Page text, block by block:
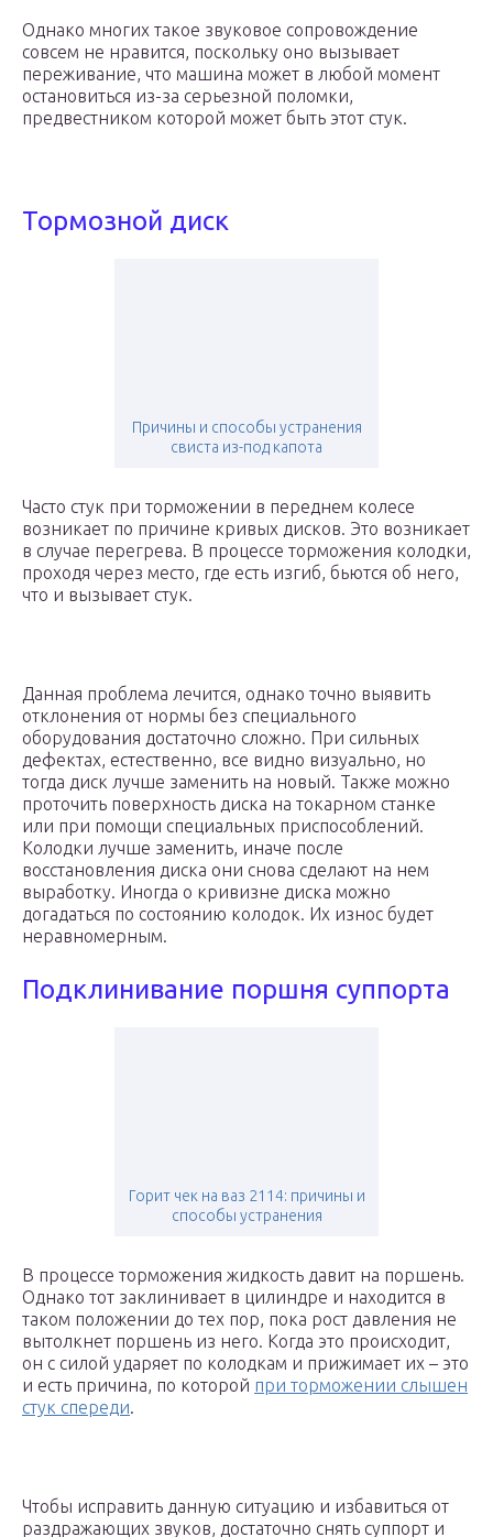
Однако многих такое звуковое сопровождение
совсем не нравится, поскольку оно вызывает
переживание, что машина может в любой момент
остановиться из-за серьезной поломки,
предвестником которой может быть этот стук.
Тормозной диск
Причины и способы устранения
свиста из-под капота
Часто стук при торможении в переднем колесе
возникает по причине кривых дисков. Это возникает
в случае перегрева. В процессе торможения колодки,
проходя через место, где есть изгиб, бьются об него,
что и вызывает стук.
Данная проблема лечится, однако точно выявить
отклонения от нормы без специального
оборудования достаточно сложно. При сильных
дефектах, естественно, все видно визуально, но
тогда диск лучше заменить на новый. Также можно
проточить поверхность диска на токарном станке
или при помощи специальных приспособлений.
Колодки лучше заменить, иначе после
восстановления диска они снова сделают на нем
выработку. Иногда о кривизне диска можно
догадаться по состоянию колодок. Их износ будет
неравномерным.
Подклинивание поршня суппорта
Горит чек на ваз 2114: причины и
способы устранения
В процессе торможения жидкость давит на поршень.
Однако тот заклинивает в цилиндре и находится в
таком положении до тех пор, пока рост давления не
вытолкнет поршень из него. Когда это происходит,
он с силой ударяет по колодкам и прижимает их – это
и есть причина, по которой при торможении слышен
стук спереди.
Чтобы исправить данную ситуацию и избавиться от
раздражающих звуков, достаточно снять суппорт и